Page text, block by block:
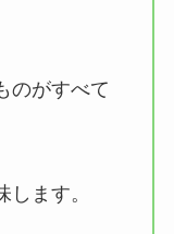
のがすべて
ます。